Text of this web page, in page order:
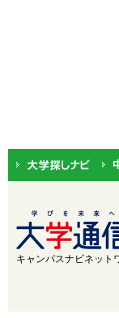
キャンパスナビネット